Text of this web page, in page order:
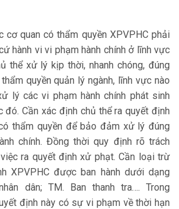
cơ quan có thẩm quyền XPVPHC phải
hành vi vi phạm hành chính ở lĩnh vực
thể xử lý kịp thời, nhanh chóng, đúng
quyền quản lý ngành, lĩnh vực nào
lý các vi phạm hành chính phát sinh
đó. Cần xác định chủ thể ra quyết định
thẩm quyền để bảo đảm xử lý đúng
chính. Đồng thời quy định rõ trách
ra quyết định xử phạt. Cần loại trừ
XPVPHC được ban hành dưới dạng
dân; TM. Ban thanh tra…. Trong
định này có sự vi phạm về thời hạn